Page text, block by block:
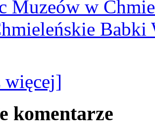
Muzeów w
Babki
więcej]
komentarze